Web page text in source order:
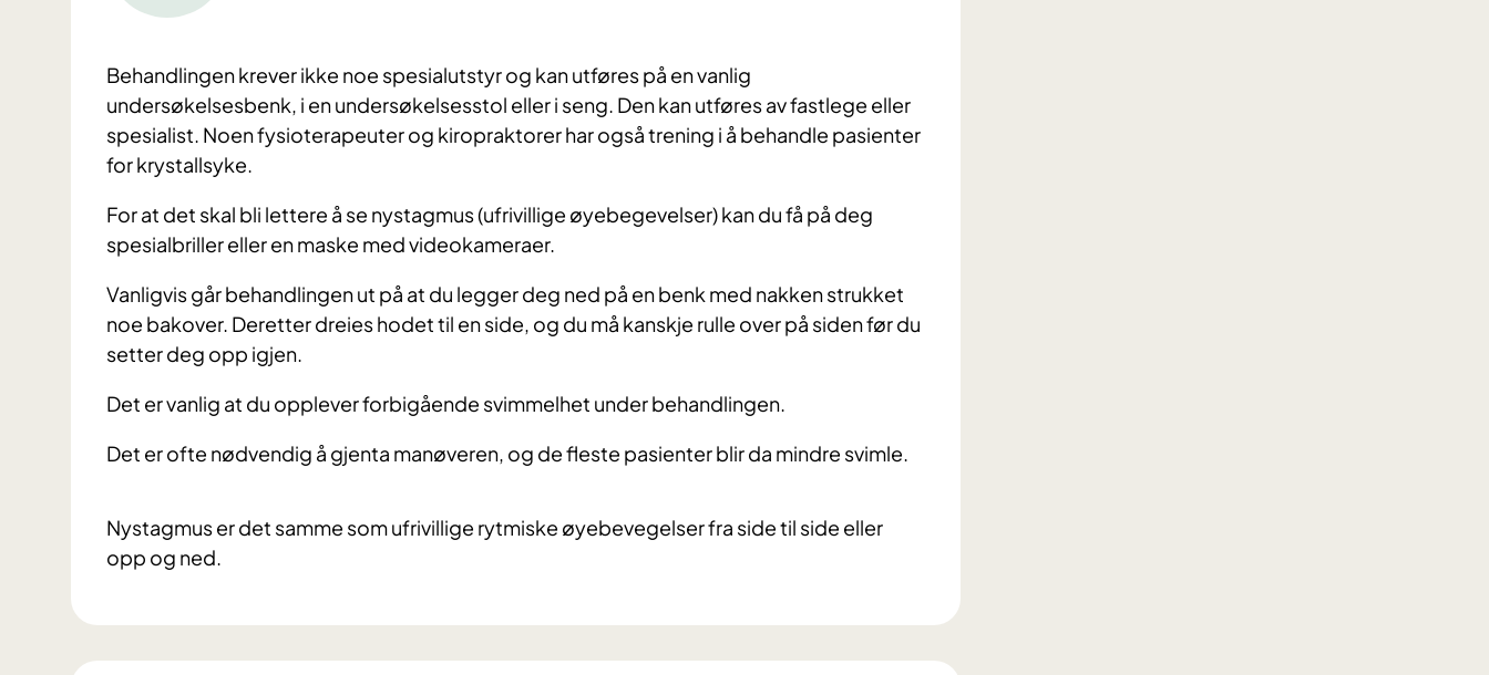
Behandlingen krever ikke noe spesialutstyr og kan utføres på en vanlig
undersøkelsesbenk, i en undersøkelsesstol eller i seng. Den kan utføres av fastlege eller
spesialist. Noen fysioterapeuter og kiropraktorer har også trening i å behandle pasienter
for krystallsyke.
For at det skal bli lettere å se nystagmus (ufrivillige øyebegevelser) kan du få på deg
spesialbriller eller en maske med videokameraer.
Vanligvis går behandlingen ut på at du legger deg ned på en benk med nakken strukket
noe bakover. Deretter dreies hodet til en side, og du må kanskje rulle over på siden før du
setter deg opp igjen.
Det er vanlig at du opplever forbigående svimmelhet under behandlingen.
Det er ofte nødvendig å gjenta manøveren, og de fleste pasienter blir da mindre svimle.
Nystagmus er det samme som ufrivillige rytmiske øyebevegelser fra side til side eller
opp og ned.